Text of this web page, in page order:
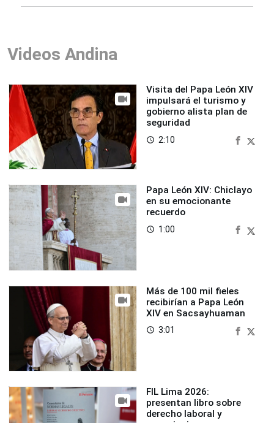
Videos Andina
Visita del Papa León XIV
impulsará el turismo y
gobierno alista plan de
seguridad
access_time 2:10
Papa León XIV: Chiclayo
en su emocionante
recuerdo
access_time 1:00
Más de 100 mil fieles
recibirían a Papa León
XIV en Sacsayhuaman
access_time 3:01
FIL Lima 2026:
presentan libro sobre
derecho laboral y